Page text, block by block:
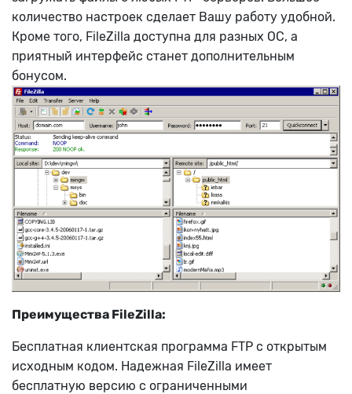
количество настроек сделает Вашу работу удобной.
Кроме того, FileZilla доступна для разных ОС, а
приятный интерфейс станет дополнительным
бонусом.
Преимущества FileZilla:
Бесплатная клиентская программа FTP с открытым
исходным кодом. Надежная FileZilla имеет
бесплатную версию с ограниченными